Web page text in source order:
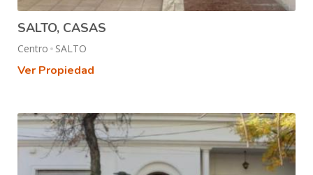
SALTO, CASAS
Centro SALTO
Ver Propiedad